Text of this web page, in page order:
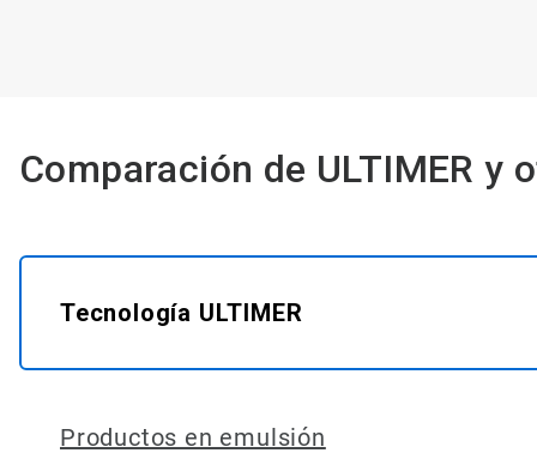
Comparación de ULTIMER y
Tecnología ULTIMER
Productos en emulsión